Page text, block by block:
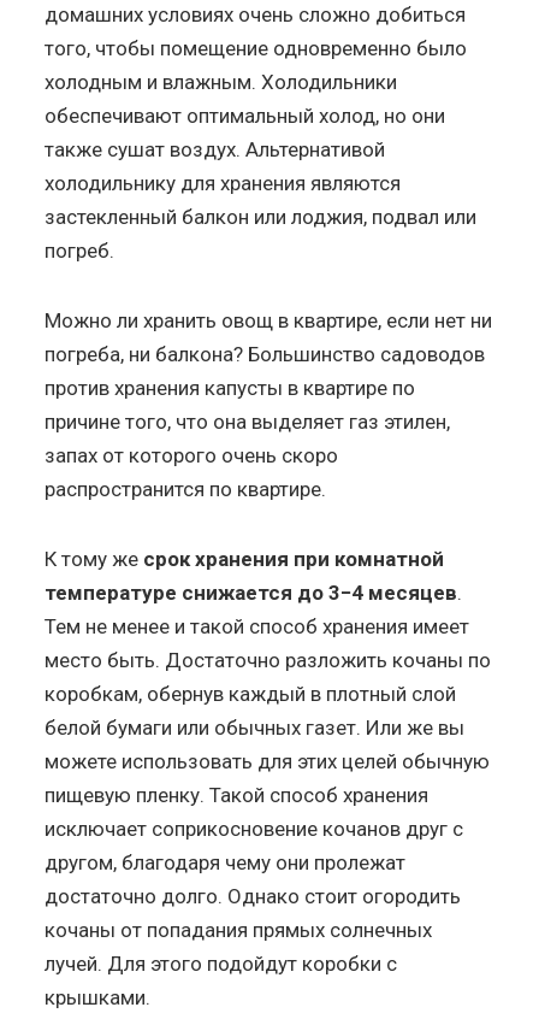
домашних условиях очень сложно добиться
того, чтобы помещение одновременно было
холодным и влажным. Холодильники
обеспечивают оптимальный холод, но они
также сушат воздух. Альтернативой
холодильнику для хранения являются
застекленный балкон или лоджия, подвал или
погреб.
Можно ли хранить овощ в квартире, если нет ни
погреба, ни балкона? Большинство садоводов
против хранения капусты в квартире по
причине того, что она выделяет газ этилен,
запах от которого очень скоро
распространится по квартире.
К тому же срок хранения при комнатной
температуре снижается до 3−4 месяцев.
Тем не менее и такой способ хранения имеет
место быть. Достаточно разложить кочаны по
коробкам, обернув каждый в плотный слой
белой бумаги или обычных газет. Или же вы
можете использовать для этих целей обычную
пищевую пленку. Такой способ хранения
исключает соприкосновение кочанов друг с
другом, благодаря чему они пролежат
достаточно долго. Однако стоит огородить
кочаны от попадания прямых солнечных
лучей. Для этого подойдут коробки с
крышками.